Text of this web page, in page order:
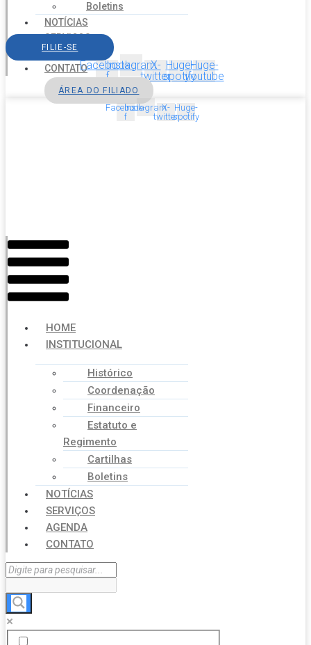
Boletins
NOTÍCIAS
SERVIÇOS
AGENDA
CONTATO
FILIE-SE
Facebook-
f
InstagramX-
twitter
Huge-
spotify
Huge-
youtube
ÁREA DO FILIADO
Facebook-
f
InstagramX-
twitter
Huge-
spotify
Menu
HOME
INSTITUCIONAL
Histórico
Coordenação
Financeiro
Estatuto e
Regimento
Cartilhas
Boletins
NOTÍCIAS
SERVIÇOS
AGENDA
CONTATO